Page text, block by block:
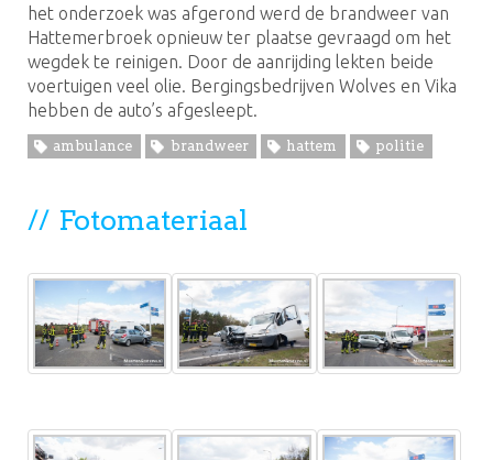
het onderzoek was afgerond werd de brandweer van
Hattemerbroek opnieuw ter plaatse gevraagd om het
wegdek te reinigen. Door de aanrijding lekten beide
voertuigen veel olie. Bergingsbedrijven Wolves en Vika
hebben de auto’s afgesleept.
ambulance brandweer hattem politie
Fotomateriaal